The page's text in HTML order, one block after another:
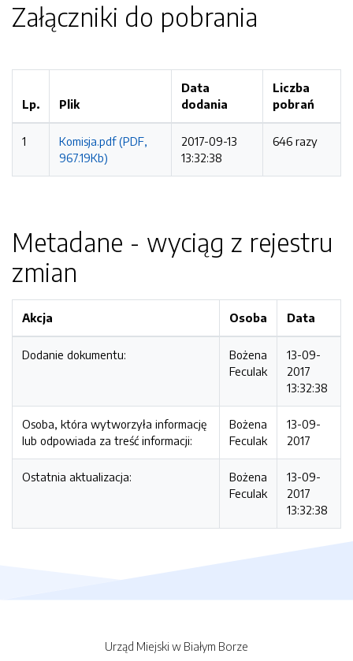
Załączniki do pobrania
Lp. Plik
Data
dodania
Liczba
pobrań
1
Komisja.pdf (PDF,
967.19Kb)
2017-09-13
13:32:38
646 razy
Metadane - wyciąg z rejestru
zmian
Akcja Osoba Data
Dodanie dokumentu:
Bożena
Feculak
13-09-
2017
13:32:38
Osoba, która wytworzyła informację
lub odpowiada za treść informacji:
Bożena
Feculak
13-09-
2017
Ostatnia aktualizacja:
Bożena
Feculak
13-09-
2017
13:32:38
Urząd Miejski w Białym Borze